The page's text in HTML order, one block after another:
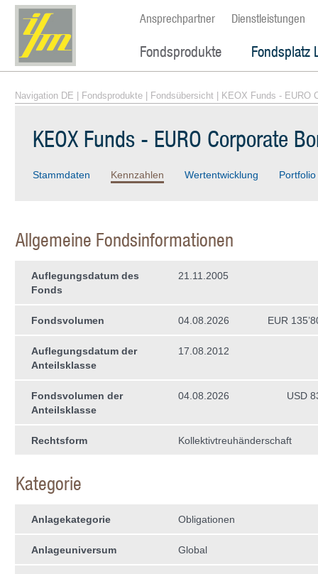
Ansprechpartner Dienstleistungen
Fondsprodukte Fondsplatz
Navigation DE Fondsprodukte Fondsübersicht | KEOX Funds - EURO
KEOX Funds - EURO Corporate
Stammdaten Kennzahlen Wertentwicklung Portfolio
Allgemeine Fondsinformationen
Auflegungsdatum des
Fonds
21.11.2005
Fondsvolumen 04.08.2026 EUR
Auflegungsdatum der
Anteilsklasse
17.08.2012
Fondsvolumen der
Anteilsklasse
04.08.2026 USD
Rechtsform Kollektivtreuhän­derschaft
Kategorie
Anlagekategorie Obligationen
Anlageuniversum Global